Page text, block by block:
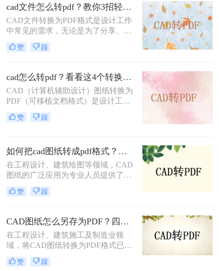
cad文件怎么转pdf？教你3招轻松解决！
CAD文件转换为PDF格式是设计工作
中常见的需求，无论是为了分享、存
档还是打印，PDF格式都能提供高质
量的输出。那么CAD文件怎么转PDF
为PDF的方法。
赞 踩
cad怎么转pdf？看看这4个转换方法！
CAD（计算机辅助设计）图纸转换为
PDF（可移植文档格式）是设计工作
中常见的需求。PDF格式不仅具有良
好的兼容性和可读性，还能有效保护
图纸转换为PDF的高效方法。
赞 踩
如何把cad图纸转成pdf格式？这四种方法轻松转换！
在工程设计、建筑绘图等领域，CAD
图纸的广泛应用为专业人员提供了极
大的便利。然而，有时我们需要将
CAD图纸转换成PDF格式，以便在不
打印。PDF格式因其跨平台性、一致
性和不可编辑性等特点，成为了理想
的转换格式。那么如何把cad图纸转成
pdf格式呢？本文将介绍四种将CAD
图纸转换成PDF格式的实用方法。
赞 踩
CAD图纸怎么另存为PDF？四种简单实用的方法推荐
在工程设计、建筑施工及制造业领
域，将CAD图纸转换为PDF格式已成
为日常工作的标准流程。PDF格式凭
借跨平台兼容性强、文件体积适中、
赞 踩